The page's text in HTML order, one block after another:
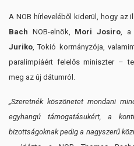
A NOB hírleveléből kiderül, hogy az
Bach NOB-elnök, Mori Josiro ,
Juriko , Tokió kormányzója,
paralimpiáért felelős miniszter –
meg az új dátumról.
„Szeretnék köszönetet mondani
egyhangú támogatásukért, a
bizottságoknak pedig a nagyszerű